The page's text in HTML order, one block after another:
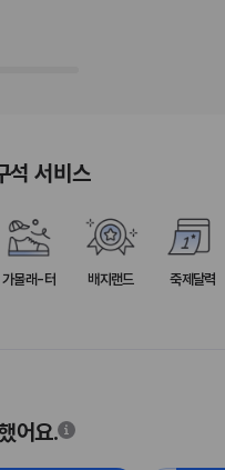
석 서비스
가볼래-터 배지랜드 축제달력
어요.